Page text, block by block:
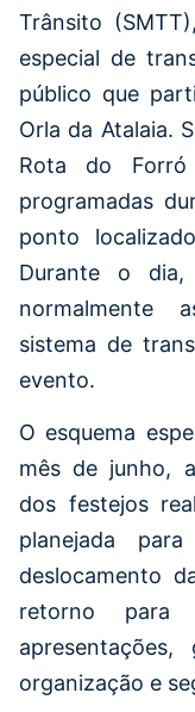
Trânsito
especial de
público que
Orla da Atalaia.
Rota do
programadas
ponto
Durante o dia,
normalmente
sistema de
evento.
O esquema
mês de junho,
dos festejos
planejada
deslocamento
retorno
apresentações,
organização e